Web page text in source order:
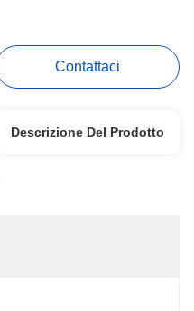
Contattaci
Descrizione Del Prodotto